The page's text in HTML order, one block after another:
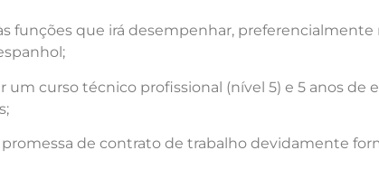
funções que irá desempenhar, preferencialmente
um curso técnico profissional (nível 5) e 5 anos de
de contrato de trabalho devidamente